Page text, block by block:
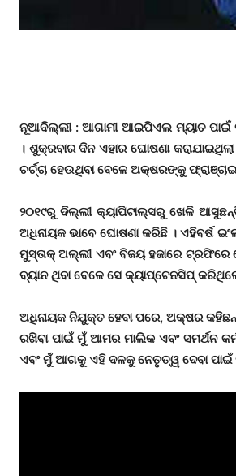
ନୂଆଦିଲ୍ଲୀ: ଆଗାମୀ ଆଇପିଏଲ ମ୍ୟାଚ ପାଇଁ
। ଶୁକ୍ରବାର ଦିନ ଏହାର ଘୋଷଣା
ଚର୍ଚ୍ଚା ହେଉଥିବା ବେଳେ ଅକ୍ଷରଙ୍କୁ
୨୦୧୯ରୁ ଦିଲ୍ଲୀ କ୍ୟାପିଟାଲ୍ସରୁ ଖେଳି
ଅଧିନାୟକ ଭାବେ ଘୋଷଣା କରିଛି । ଏହିବର୍ଷ
ମୁସ୍ତାକ୍ ଅଲ୍ଲୀ ଏବଂ ବିଜୟ ହଜାରେ
ବ୍ୟାନ ଥିବା ବେଳେ ସେ କ୍ୟାପ୍ଟେନସିପ୍
ଅଧିନାୟକ ନିଯୁକ୍ତ ହେବା ପରେ, ଅକ୍ଷର
ରଖିବା ପାଇଁ ମୁଁ ଆମର ମାଲିକ ଏବଂ ସମର୍ଥନ
ଏବଂ ମୁଁ ଆଗକୁ ଏହି ଦଳକୁ ନେତୃତ୍ୱ ଦେବା